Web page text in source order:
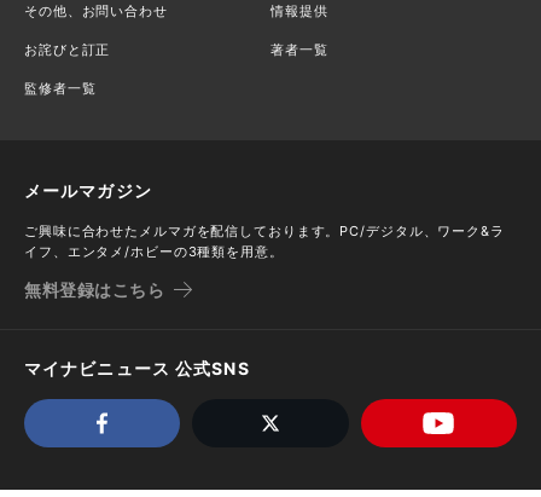
その他、お問い合わせ 情報提供
お詫びと訂正 著者一覧
監修者一覧
メールマガジン
ご興味に合わせたメルマガを配信しております。PC/デジタル、ワーク&ラ
イフ、エンタメ/ホビーの3種類を用意。
無料登録はこちら
マイナビニュース 公式SNS